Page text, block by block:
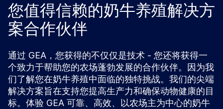
您值得信赖的奶牛养殖解决方
案合作伙伴
通过 GEA，您获得的不仅仅是技术 - 您还将获得一
个致力于帮助您的农场蓬勃发展的合作伙伴。因为我
们了解您在奶牛养殖中面临的独特挑战。我们的尖端
解决方案旨在支持您提高生产力和确保动物健康的目
标。体验 GEA 可靠、高效、以农场主为中心的奶牛